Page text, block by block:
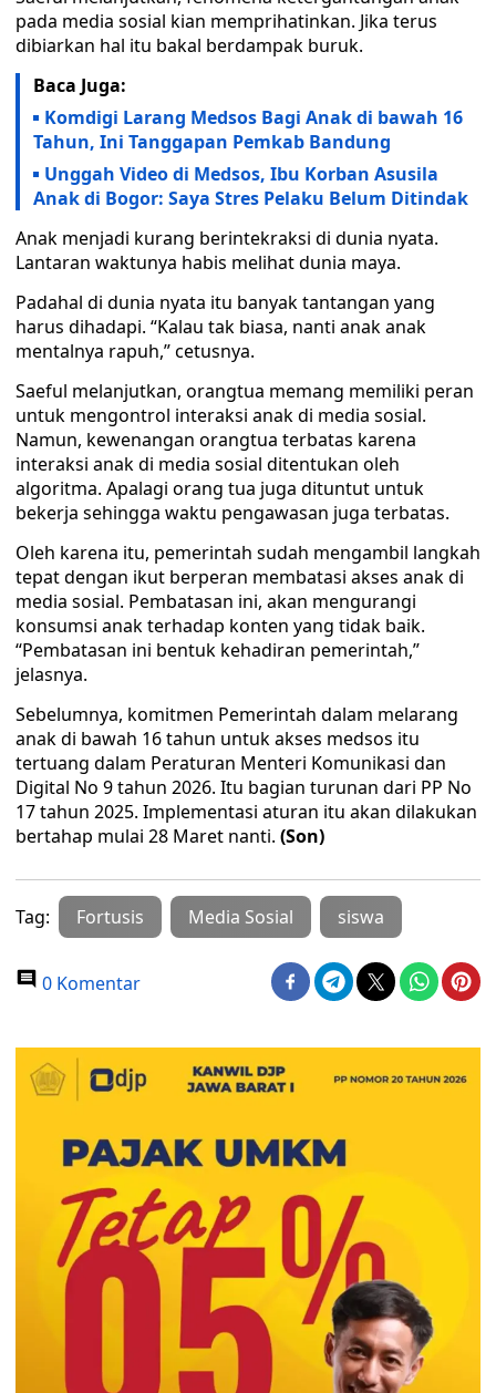
pada media sosial kian memprihatinkan. Jika terus
dibiarkan hal itu bakal berdampak buruk.
Baca Juga:
Komdigi Larang Medsos Bagi Anak di bawah 16
Tahun, Ini Tanggapan Pemkab Bandung
Unggah Video di Medsos, Ibu Korban Asusila
Anak di Bogor: Saya Stres Pelaku Belum Ditindak
Anak menjadi kurang berintekraksi di dunia nyata.
Lantaran waktunya habis melihat dunia maya.
Padahal di dunia nyata itu banyak tantangan yang
harus dihadapi. “Kalau tak biasa, nanti anak anak
mentalnya rapuh,” cetusnya.
Saeful melanjutkan, orangtua memang memiliki peran
untuk mengontrol interaksi anak di media sosial.
Namun, kewenangan orangtua terbatas karena
interaksi anak di media sosial ditentukan oleh
algoritma. Apalagi orang tua juga dituntut untuk
bekerja sehingga waktu pengawasan juga terbatas.
Oleh karena itu, pemerintah sudah mengambil langkah
tepat dengan ikut berperan membatasi akses anak di
media sosial. Pembatasan ini, akan mengurangi
konsumsi anak terhadap konten yang tidak baik.
“Pembatasan ini bentuk kehadiran pemerintah,”
jelasnya.
Sebelumnya, komitmen Pemerintah dalam melarang
anak di bawah 16 tahun untuk akses medsos itu
tertuang dalam Peraturan Menteri Komunikasi dan
Digital No 9 tahun 2026. Itu bagian turunan dari PP No
17 tahun 2025. Implementasi aturan itu akan dilakukan
bertahap mulai 28 Maret nanti. (Son)
Tag: Fortusis Media Sosial siswa
0 Komentar